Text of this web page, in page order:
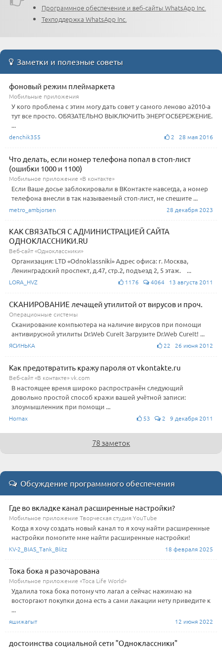
Программное обеспечение и веб-сайты WhatsApp Inc.
Техподдержка WhatsApp Inc.
Заметки и полезные советы
фоновый режим плеймаркета
Мобильные приложения
У кого проблема с этим могу дать совет у самого леново а2010-а
тут все просто. ОБЯЗАТЕЛЬНО ВЫКЛЮЧИТЬ ЭНЕРГОСБЕРЕЖЕНИЕ.
...
denchik355 2 28 мая 2016
Что делать, если номер телефона попал в стоп-лист
(ошибки 1000 и 1100)
Мобильное приложение «В контакте»
Если Ваше досье заблокировали в ВКонтакте навсегда, а номер
телефона внесли в так называемый стоп-лист, не спешите ...
metro_ambjorsen 28 декабря 2023
КАК СВЯЗАТЬСЯ С АДМИНИСТРАЦИЕЙ САЙТА
ОДНОКЛАССНИКИ.RU
Веб-сайт «Одноклассники»
Организация: LTD «Odnoklassniki» Адрес офиса: г. Москва,
Ленинградский проспект, д.47, стр.2, подъезд 2, 5 этаж. ...
LORA_HVZ 1176 4064 13 августа 2011
СКАНИРОВАНИЕ лечащей утилитой от вирусов и проч.
Операционные системы
Сканирование компьютера на наличие вирусов при помощи
антивирусной утилиты Dr.Web CureIt Загрузите Dr.Web CureIt! ...
ЯСИНЬКА 22 26 июня 2012
Как предотвратить кражу пароля от vkontakte.ru
Веб-сайт «В контакте» vk.com
В настоящее время широко распространён следующий
довольно простой способ кражи вашей учётной записи:
злоумышленник при помощи ...
Hornax 53 2 9 декабря 2011
78 заметок
Обсуждение программного обеспечения
Где во вкладке канал расширенные настройки?
Мобильное приложение Творческая студия YouTube
Когда я хочу создать новый канал то я хочу найти расширенные
настройки помогите мне найти расширенные настройки!
KV-2_BIAS_Tank_Blitz 18 февраля 2025
Тока бока я разочарована
Мобильное приложение «Toca Life World»
Удалила тока бока потому что лагал а сейчас нажимаю на
восторгают покупки дома есть а сами лакации нету приведите к
...
яшижагыт 12 июня 2022
достоинства социальной сети "Одноклассники"